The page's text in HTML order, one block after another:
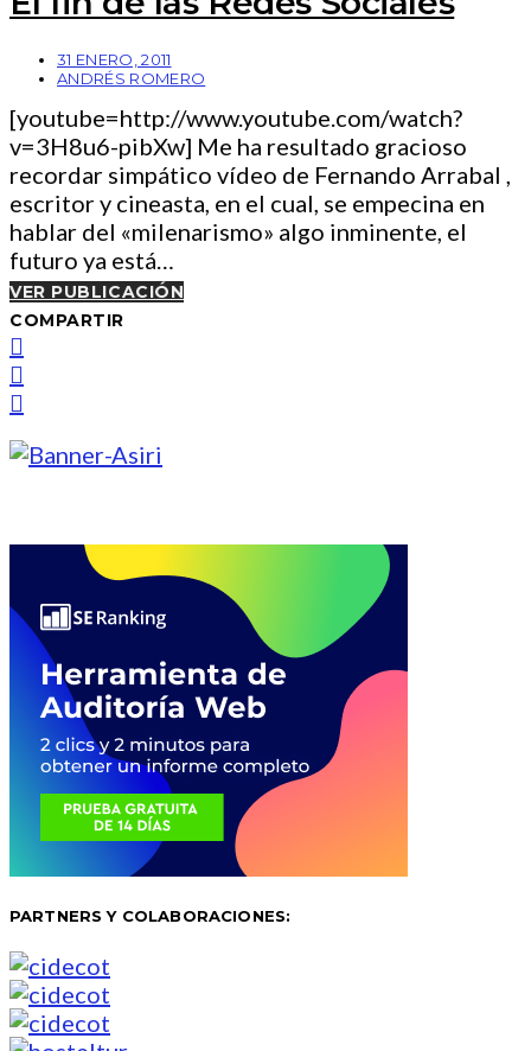
31 ENERO, 2011
ANDRÉS ROMERO
[youtube=http://www.youtube.com/watch?
v=3H8u6-pibXw] Me ha resultado gracioso
recordar simpático vídeo de Fernando Arrabal ,
escritor y cineasta, en el cual, se empecina en
hablar del «milenarismo» algo inminente, el
futuro ya está…
VER PUBLICACIÓN
COMPARTIR
PARTNERS Y COLABORACIONES: